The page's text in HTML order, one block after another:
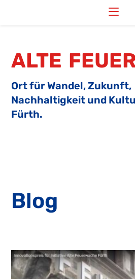
ALTE
Ort für Wandel, Zukunft,
Nachhaltigkeit und
Fürth.
Blog